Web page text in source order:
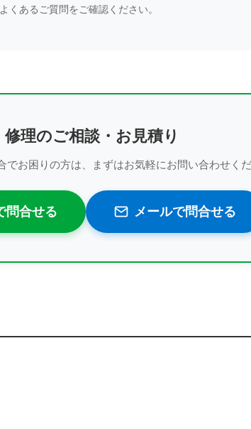
くあるご質問をご確認ください。
修理のご相談・お見積り
でお困りの方は、まずはお気軽にお問い合わせく
問合せる メールで問合せる